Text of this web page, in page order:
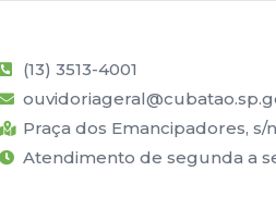
(13) 3513-4001
Praça dos Emancipadores, s/
Atendimento de segunda a